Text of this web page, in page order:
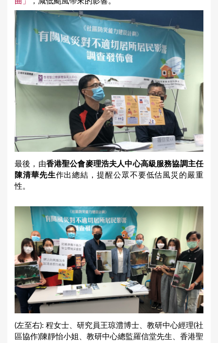
最後，由香港聖公會麥理浩夫人中心高級服務協調主任
陳清華先生作出總結，提醒公眾不要低估風災的嚴重
性。
(左至右): 程女士、研究員王琼澧博士、教研中心經理(社
區協作)陳靜怡小姐、教研中心總監羅信堂先生、香港聖